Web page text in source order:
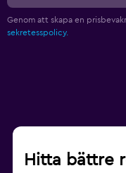
Genom att skapa en
sekretesspolicy.
Hitta bättre